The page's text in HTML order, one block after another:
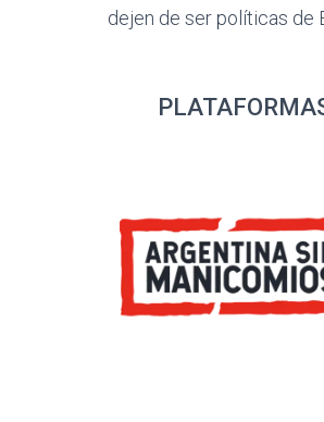
dejen de ser políticas de